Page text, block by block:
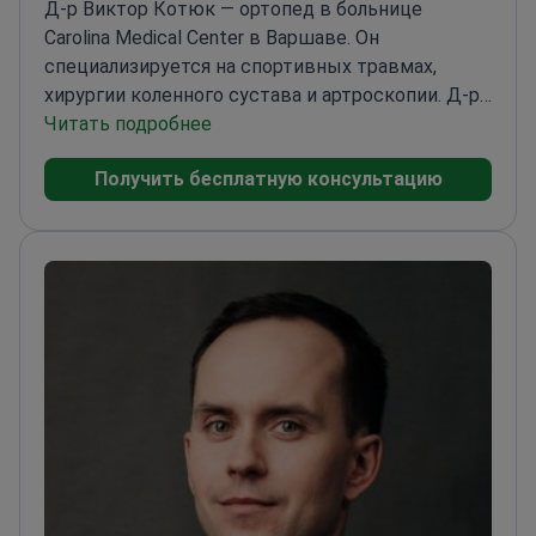
Д-р Виктор Котюк — ортопед в больнице
Carolina Medical Center в Варшаве. Он
специализируется на спортивных травмах,
хирургии коленного сустава и артроскопии. Д-р
Котюк является соавтором более 180 научных
работ по ортопедическому лечению. Он
занимается лечением сложных травм костей и
мениска. Выполняет реконструкцию передней
крестообразной связки и восстановление
вращательной манжеты плеча.
стипендию Президента Украины для
талантливой молодежи.
Бывший научный
сотрудник ГУ «Институт травматологии и
ортопедии НАМН Украины».Работает в больнице
Carolina Medical Center, официальном
медицинском центре передового опыта FIFA.
Читать подробнее
Получить бесплатную консультацию